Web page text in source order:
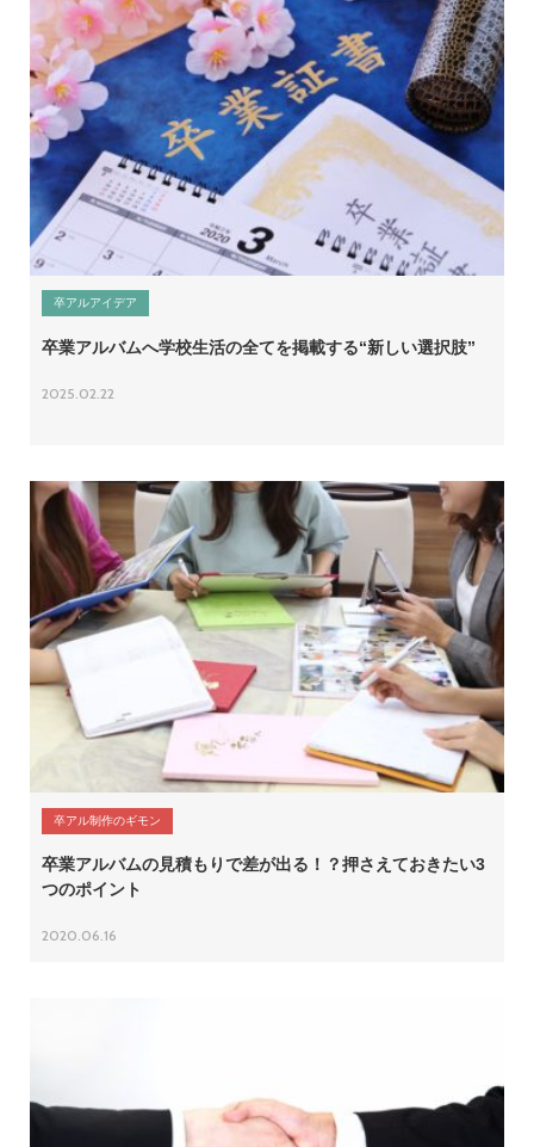
卒アルアイデア
卒業アルバムへ学校生活の全てを掲載する“新しい選択肢”
2025.02.22
卒アル制作のギモン
卒業アルバムの見積もりで差が出る！？押さえておきたい3
つのポイント
2020.06.16